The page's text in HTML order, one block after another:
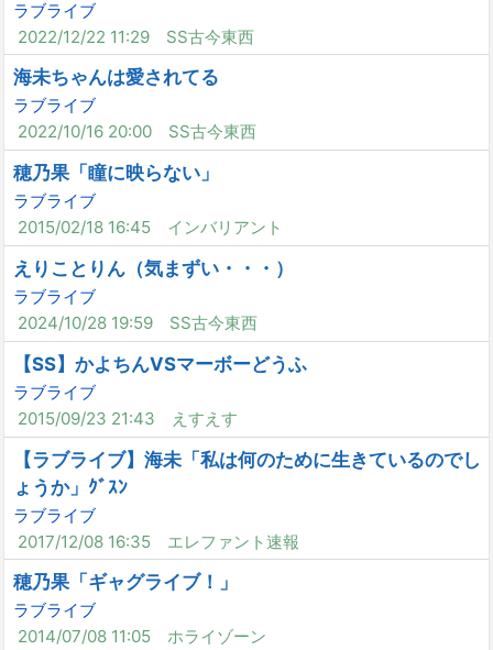
ラブライブ
2022/12/22 11:29
SS古今東西
海未ちゃんは愛されてる
ラブライブ
2022/10/16 20:00
SS古今東西
穂乃果「瞳に映らない」
ラブライブ
2015/02/18 16:45
インバリアント
えりことりん（気まずい・・・）
ラブライブ
2024/10/28 19:59
SS古今東西
【SS】かよちんVSマーボーどうふ
ラブライブ
2015/09/23 21:43
えすえす
【ラブライブ】海未「私は何のために生きているのでし
ょうか」ｸﾞｽﾝ
ラブライブ
2017/12/08 16:35
エレファント速報
穂乃果「ギャグライブ！」
ラブライブ
2014/07/08 11:05
ホライゾーン